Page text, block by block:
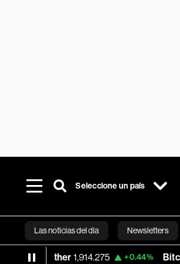
Seleccione un país
Las noticias del día Newsletters
Ether 1,914.275 +0.44% Bitcoin